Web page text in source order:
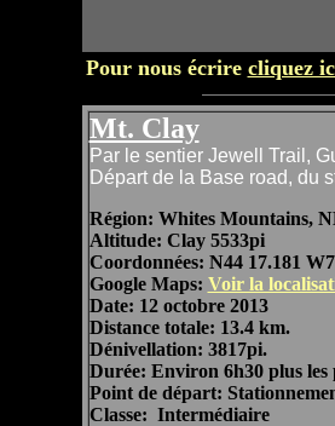
Pour nous écrire cliquez
Mt. Clay
Par le sentier Jewell Trail,
Départ de la Base road, du
Région: Whites Mountains,
Altitude: Clay 5533pi
Coordonnées: N44 17.181
Google Maps: Voir la
Date: 12 octobre 2013
Distance totale: 13.4 km.
Dénivellation: 3817pi.
Durée: Environ 6h30 plus les
Point de départ:
Classe: Intermédiaire